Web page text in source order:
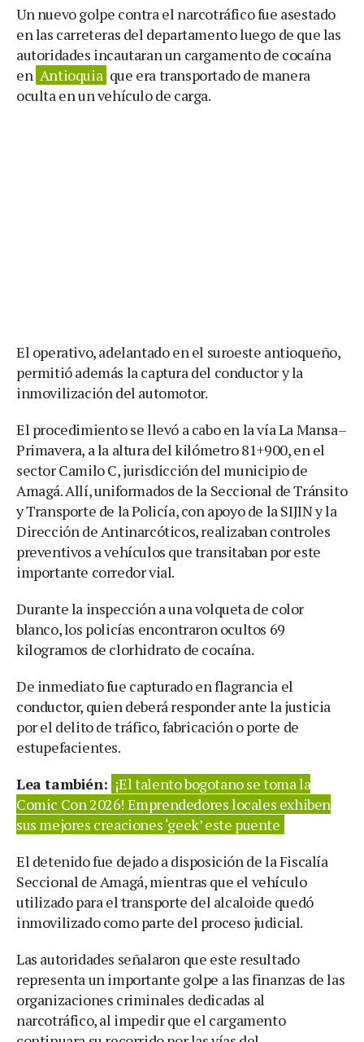
Un nuevo golpe contra el narcotráfico fue asestado
en las carreteras del departamento luego de que las
autoridades incautaran un cargamento de cocaína
en Antioquia que era transportado de manera
oculta en un vehículo de carga.
El operativo, adelantado en el suroeste antioqueño,
permitió además la captura del conductor y la
inmovilización del automotor.
El procedimiento se llevó a cabo en la vía La Mansa–
Primavera, a la altura del kilómetro 81+900, en el
sector Camilo C, jurisdicción del municipio de
Amagá. Allí, uniformados de la Seccional de Tránsito
y Transporte de la Policía, con apoyo de la SIJIN y la
Dirección de Antinarcóticos, realizaban controles
preventivos a vehículos que transitaban por este
importante corredor vial.
Durante la inspección a una volqueta de color
blanco, los policías encontraron ocultos 69
kilogramos de clorhidrato de cocaína.
De inmediato fue capturado en flagrancia el
conductor, quien deberá responder ante la justicia
por el delito de tráfico, fabricación o porte de
estupefacientes.
Lea también: ¡El talento bogotano se toma la
Comic Con 2026! Emprendedores locales exhiben
sus mejores creaciones ‘geek’ este puente
El detenido fue dejado a disposición de la Fiscalía
Seccional de Amagá, mientras que el vehículo
utilizado para el transporte del alcaloide quedó
inmovilizado como parte del proceso judicial.
Las autoridades señalaron que este resultado
representa un importante golpe a las finanzas de las
organizaciones criminales dedicadas al
narcotráfico, al impedir que el cargamento